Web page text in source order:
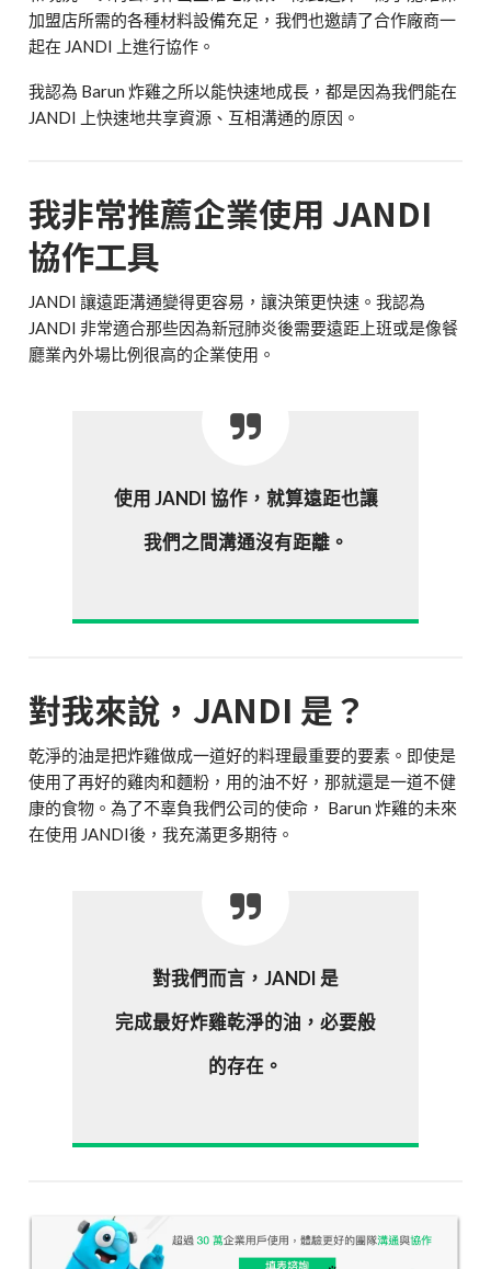
加盟店所需的各種材料設備充足，我們也邀請了合作廠商一
起在 JANDI 上進行協作。
我認為 Barun 炸雞之所以能快速地成長，都是因為我們能在
JANDI 上快速地共享資源、互相溝通的原因。
我非常推薦企業使用 JANDI
協作工具
JANDI 讓遠距溝通變得更容易，讓決策更快速。我認為
JANDI 非常適合那些因為新冠肺炎後需要遠距上班或是像餐
廳業內外場比例很高的企業使用。
使用 JANDI 協作，就算遠距也讓
我們之間溝通沒有距離。
對我來說，JANDI 是？
乾淨的油是把炸雞做成一道好的料理最重要的要素。即使是
使用了再好的雞肉和麵粉，用的油不好，那就還是一道不健
康的食物。為了不辜負我們公司的使命， Barun 炸雞的未來
在使用 JANDI後，我充滿更多期待。
對我們而言，JANDI 是
完成最好炸雞乾淨的油，必要般
的存在。